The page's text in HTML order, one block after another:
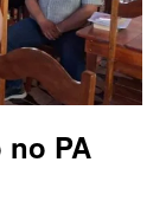
no PA